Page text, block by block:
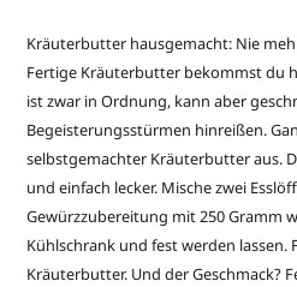
Kräuterbutter hausgemacht: Nie
Fertige Kräuterbutter bekommst du
ist zwar in Ordnung, kann aber
Begeisterungsstürmen hinreißen.
selbstgemachter Kräuterbutter aus.
und einfach lecker. Mische zwei
Gewürzzubereitung mit 250 Gramm
Kühlschrank und fest werden lassen.
Kräuterbutter. Und der Geschmack?